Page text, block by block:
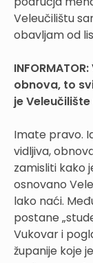
Veleučilištu
obavljam od
obnova, to
je
Imate pravo.
vidljiva,
zamisliti kako
osnovano
lako naći.
postane
Vukovar i
županije koje